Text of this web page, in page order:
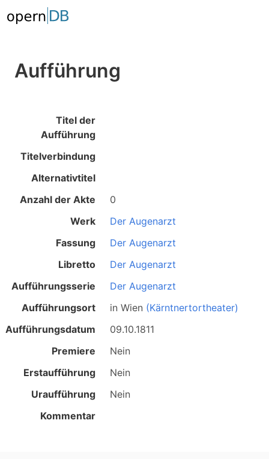
Aufführung
Titel der
Aufführung
Titelverbindung
Alternativtitel
Anzahl der Akte
0
Werk
Der Augenarzt
Fassung
Der Augenarzt
Libretto
Der Augenarzt
Aufführungsserie
Der Augenarzt
Aufführungsort
inWien (Kärntnertortheater)
Aufführungsdatum
09.10.1811
Premiere
Nein
Erstaufführung
Nein
Uraufführung
Nein
Kommentar